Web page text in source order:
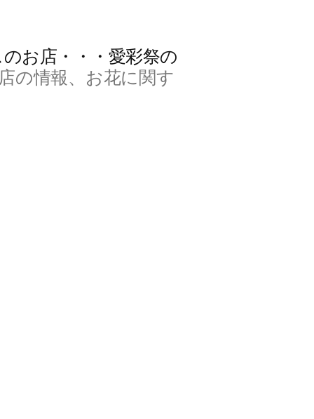
お店・・・愛彩祭の
の情報、お花に関す